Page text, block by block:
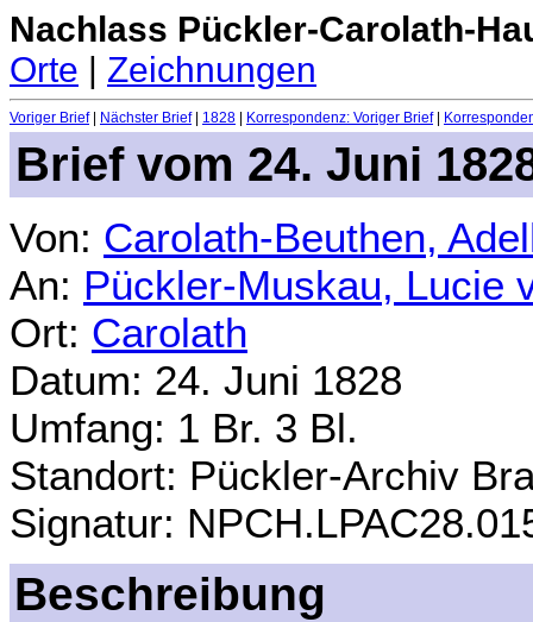
Nachlass Pückler-Carolath-
Orte | Zeichnungen
Voriger Brief| Nächster Brief| 1828 Korrespondenz: Voriger Brief|
Brief vom 24. Juni
Von: Carolath-Beuthen,
An: Pückler-Muskau, Lucie
Ort: Carolath
Datum: 24. Juni 1828
Umfang: 1 Br. 3 Bl.
Standort: Pückler-Archiv
Signatur:
Beschreibung